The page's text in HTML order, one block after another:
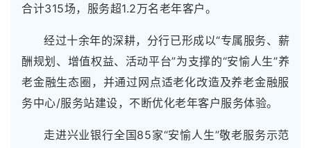
合计315场，服务超1.2万名老年客户。
经过十余年的深耕，分行已形成以“专属服务、薪
酬规划、增值权益、活动平台”为支撑的“安愉人生”养
老金融生态圈，并通过网点适老化改造及养老金融服
务中心/服务站建设，不断优化老年客户服务体验。
走进兴业银行全国85家“安愉人生”敬老服务示范